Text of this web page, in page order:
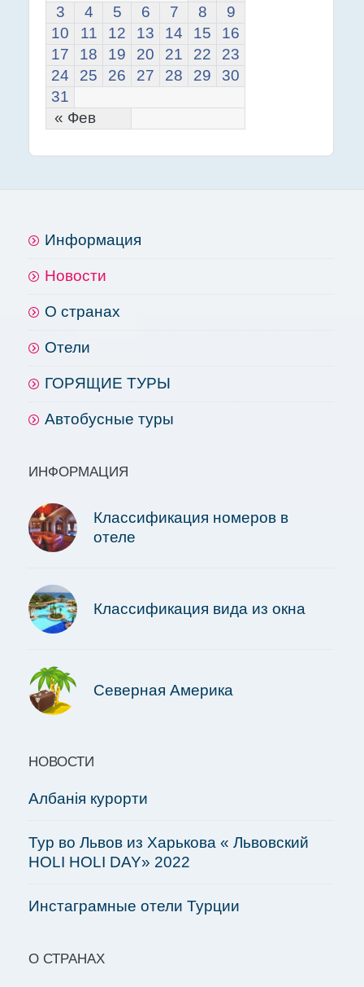
« Фев
3
4 5 6 7 8
9
10
11 12 13 14 15
16
17
18 19 20 21 22
23
24
25 26 27 28 29
30
31
Информация
Новости
О странах
Отели
ГОРЯЩИЕ ТУРЫ
Автобусные туры
ИНФОРМАЦИЯ
Классификация номеров в
отеле
Классификация вида из окна
Северная Америка
НОВОСТИ
Албанія курорти
Тур во Львов из Харькова « Львовский
HOLI HOLI DAY» 2022
Инстаграмные отели Турции
О СТРАНАХ